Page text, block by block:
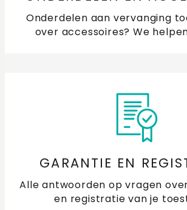
Onderdelen aan vervanging
over accessoires? We
GARANTIE EN
Alle antwoorden op vragen
en registratie van je